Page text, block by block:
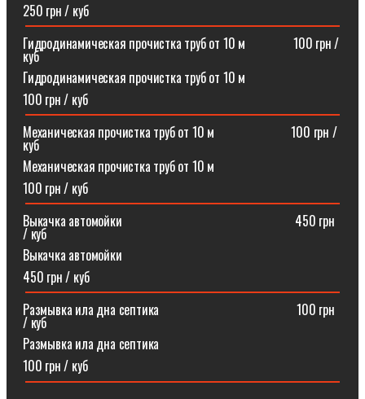
250 грн / куб
Гидродинамическая прочистка труб от 10 м⠀⠀⠀⠀⠀100 грн /
куб
Гидродинамическая прочистка труб от 10 м
100 грн / куб
Механическая прочистка труб от 10 м⠀⠀⠀⠀⠀⠀⠀⠀100 грн /
куб
Механическая прочистка труб от 10 м
100 грн / куб
Выкачка автомойки⠀⠀⠀⠀⠀⠀⠀⠀⠀⠀⠀⠀⠀⠀⠀⠀⠀⠀450 грн
/ куб
Выкачка автомойки
450 грн / куб
Размывка ила дна септика ⠀⠀⠀⠀⠀⠀⠀⠀⠀⠀⠀⠀⠀⠀100 грн
/ куб
Размывка ила дна септика
100 грн / куб